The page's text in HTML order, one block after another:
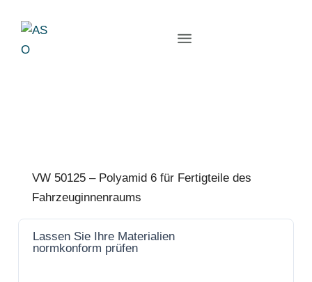
VW 50125 – Polyamid 6 für Fertigteile des
Fahrzeuginnenraums
Lassen Sie Ihre Materialien
normkonform prüfen